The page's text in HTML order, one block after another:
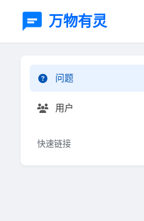
万物有灵
问题
用户
快速链接